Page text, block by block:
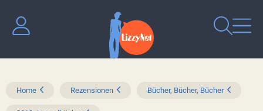
Home Rezensionen Bücher, Bücher, Bücher